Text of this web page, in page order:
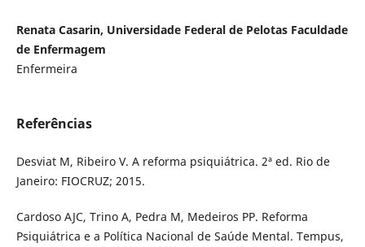
Renata Casarin, Universidade Federal de Pelotas Faculdade
de Enfermagem
Enfermeira
Referências
Desviat M, Ribeiro V. A reforma psiquiátrica. 2ª ed. Rio de
Janeiro: FIOCRUZ; 2015.
Cardoso AJC, Trino A, Pedra M, Medeiros PP. Reforma
Psiquiátrica e a Política Nacional de Saúde Mental. Tempus,